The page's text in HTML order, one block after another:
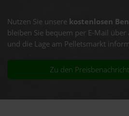
Nutzen Sie unsere kostenlosen
bleiben Sie bequem per E-Mail
und die Lage am Pelletsmarkt
Zu den